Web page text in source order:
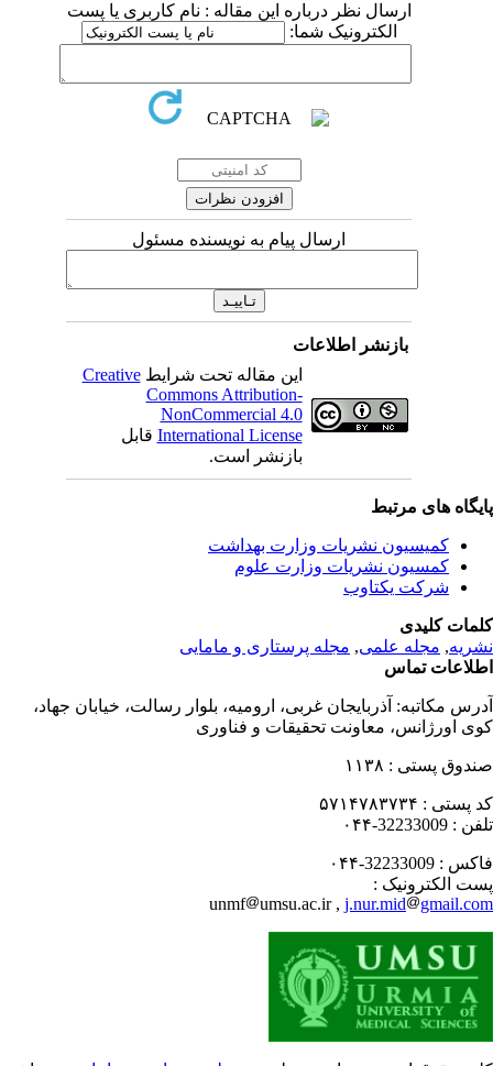
ارسال نظر درباره این مقاله : نام کاربری یا پست
الکترونیک شما:
ارسال پیام به نویسنده مسئول
بازنشر اطلاعات
این مقاله تحت شرایطCreative
Commons Attribution-
NonCommercial 4.0
International Licenseقابل
بازنشر است.
های مرتبط
کمیسیون نشریات وزارت بهداشت
کمسیون نشریات وزارت علوم
شرکت یکتاوب
کلیدی
,مجله علمی, مجله پرستاری و مامایی
تماس
مکاتبه:آذربایجان غربی، ارومیه، بلوار رسالت، خیابان جهاد،
اورژانس، معاونت تحقیقات و فناوری
پستی : ۱۱۳۸
پستی : ۵۷۱۴۷۸۳۷۳۴
: 32233009-۰۴۴
: 32233009-۰۴۴
الکترونیک :
unmf
umsu.ac.ir ,j.nur.mid